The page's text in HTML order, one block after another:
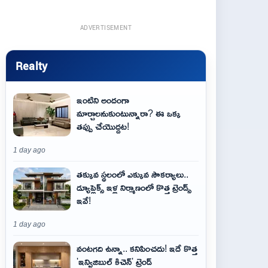
ADVERTISEMENT
Realty
ఇంటిని అందంగా
మార్చాలనుకుంటున్నారా? ఈ ఒక్క
తప్పు చేయొద్దట!
1 day ago
తక్కువ స్థలంలో ఎక్కువ సౌకర్యాలు..
డ్యూప్లెక్స్ ఇళ్ల నిర్మాణంలో కొత్త ట్రెండ్స్
ఇవే!
1 day ago
వంటగది ఉన్నా.. కనిపించదు! ఇదే కొత్త
'ఇన్విజిబుల్ కిచెన్' ట్రెండ్